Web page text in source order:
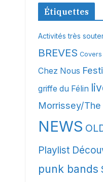
c
e
s
Étiquettes
Activités très
BREVES Covers
Chez Nous
griffe du Félin
Morrissey/The
NEWS
Playlist
punk bands